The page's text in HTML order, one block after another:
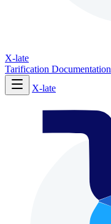
X-late
Tarification Documentation
X-late